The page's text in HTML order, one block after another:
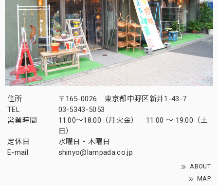
住所
〒165-0026 東京都中野区新井1-43-7
TEL
03-5343-5053
営業時間
11:00～18:00（月火金） 11:00 ～ 19:00（土
日）
定休日
水曜日・木曜日
E-mail
shinyo@lampada.co.jp
ABOUT
MAP